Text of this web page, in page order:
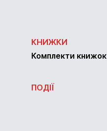
КНИЖКИ
Комплекти книжок
ПОДІЇ